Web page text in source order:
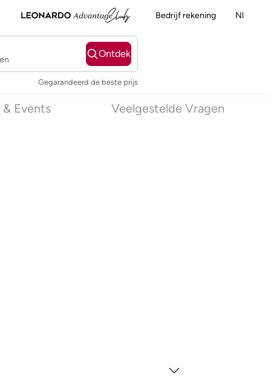
Bedrijf rekening Nl
Ontdek
Gegarandeerd de beste prijs
Events Veelgestelde Vragen